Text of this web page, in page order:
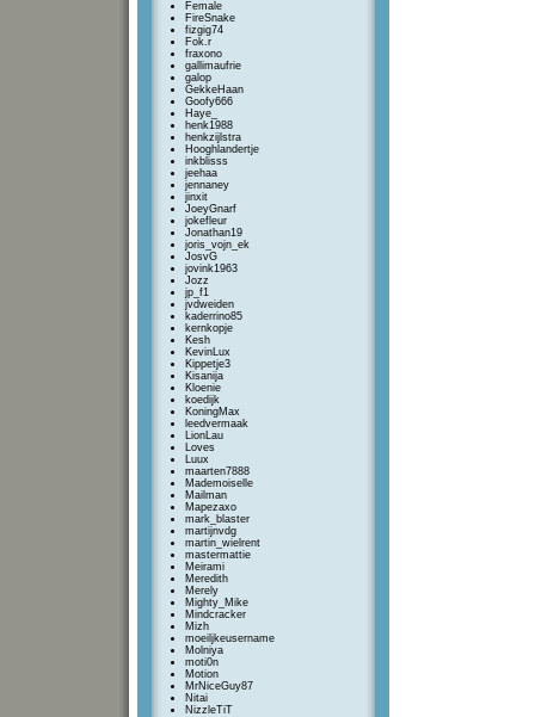
Female
FireSnake
fizgig74
Fok.r
fraxono
gallimaufrie
galop
GekkeHaan
Goofy666
Haye_
henk1988
henkzijlstra
Hooghlandertje
inkblisss
jeehaa
jennaney
jinxit
JoeyGnarf
jokefleur
Jonathan19
joris_vojn_ek
JosvG
jovink1963
Jozz
jp_f1
jvdweiden
kaderrino85
kernkopje
Kesh
KevinLux
Kippetje3
Kisanija
Kloenie
koedijk
KoningMax
leedvermaak
LionLau
Loves
Luux
maarten7888
Mademoiselle
Mailman
Mapezaxo
mark_blaster
martijnvdg
martin_wielrent
mastermattie
Meirami
Meredith
Merely
Mighty_Mike
Mindcracker
Mizh
moeiljkeusername
Molniya
moti0n
Motion
MrNiceGuy87
Nitai
NizzleTiT